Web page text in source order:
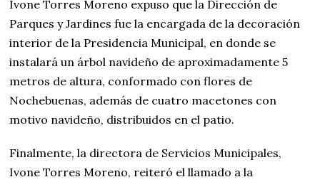
Ivone Torres Moreno expuso que la Dirección de
Parques y Jardines fue la encargada de la decoración
interior de la Presidencia Municipal, en donde se
instalará un árbol navideño de aproximadamente 5
metros de altura, conformado con flores de
Nochebuenas, además de cuatro macetones con
motivo navideño, distribuidos en el patio.
Finalmente, la directora de Servicios Municipales,
Ivone Torres Moreno, reiteró el llamado a la